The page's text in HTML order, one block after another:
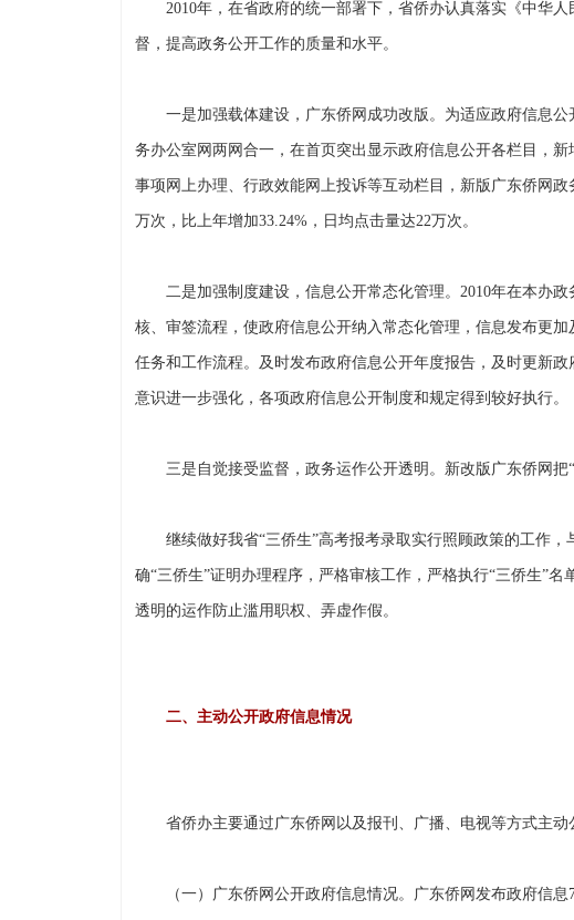
2010年，在省政府的统一部署下，省侨办认真落实《中华人
督，提高政务公开工作的质量和水平。
一是加强载体建设，广东侨网成功改版。为适应政府信息公
务办公室网两网合一，在首页突出显示政府信息公开各栏目，
事项网上办理、行政效能网上投诉等互动栏目，新版广东侨网
万次，比上年增加33.24%，日均点击量达22万次。
二是加强制度建设，信息公开常态化管理。2010年在本办政
核、审签流程，使政府信息公开纳入常态化管理，信息发布更
任务和工作流程。及时发布政府信息公开年度报告，及时更新
意识进一步强化，各项政府信息公开制度和规定得到较好执行。
三是自觉接受监督，政务运作公开透明。新改版广东侨网把“
继续做好我省“三侨生”高考报考录取实行照顾政策的工作，
确“三侨生”证明办理程序，严格审核工作，严格执行“三侨生”
透明的运作防止滥用职权、弄虚作假。
二、主动公开政府信息情况
省侨办主要通过广东侨网以及报刊、广播、电视等方式主动
（一）广东侨网公开政府信息情况。广东侨网发布政府信息